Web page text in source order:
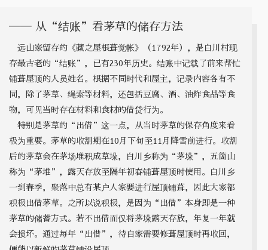
―― 从“结账”看茅草的储存方法
远山家留存的《藏之屋根葺觉帐》（1792年），是白川村现
存最古老的“结账”，已有230年历史。结账中记载了前来帮忙
铺葺屋顶的人员姓名。根据不同时代和屋主，记录内容各有不
同，除了茅草、绳索等材料，还包括豆腐、酒、油炸食品等食
物，可见当时存在材料和食材的借贷行为。
特别是茅草的“出借”这一点，从当时茅草的保存角度来看
极为重要。茅草的收割期在10月下旬至11月降雪前进行。收割
后的茅草会在茅场堆积成草垛，白川乡称为“茅垛”，五箇山
称为“茅堆”，露天存放至隔年初春铺葺屋顶时使用。白川乡
一到春季，聚落中总有某户人家要进行屋顶铺葺，因此大家都
积极出借茅草。之所以说积极，是因为“出借”本身即是一种
茅草的储蓄方式。若不出借而仅将茅垛露天存放，年复一年就
会损坏。通过每年“出借”，待自家需要修葺屋顶时再收回，